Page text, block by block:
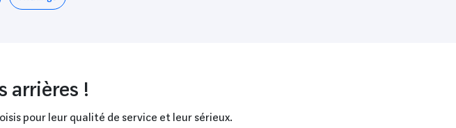
arrières !
pour leur qualité de service et leur sérieux.